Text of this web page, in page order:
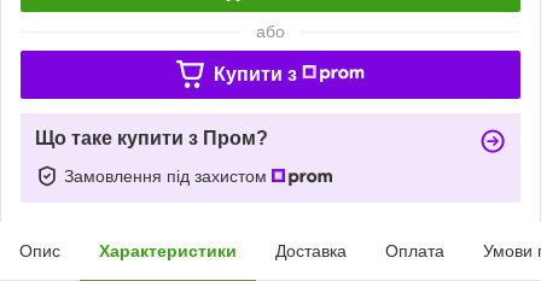
або
Купити з
Що таке купити з Пром?
Замовлення під захистом
Опис Характеристики Доставка Оплата Умови